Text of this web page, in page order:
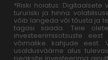
*Riski hoiatus:
tururiski ja hinna
võib langeda või tõusta ja
tagasi saada. Teie
investeerimisotsuste
võimalike kahjude eest.
usaldusväärne alus